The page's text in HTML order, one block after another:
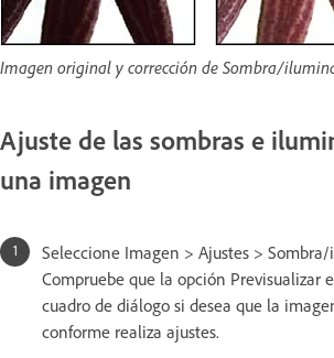
Imagen original y corrección de Sombra/
Ajuste de las sombras e
una imagen
Seleccione Imagen > Ajustes >
Compruebe que la opción Previsualizar
cuadro de diálogo si desea que la
conforme realiza ajustes.